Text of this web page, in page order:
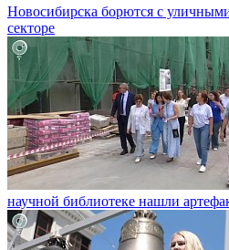
Новосибирска борются с
секторе
научной библиотеке нашли